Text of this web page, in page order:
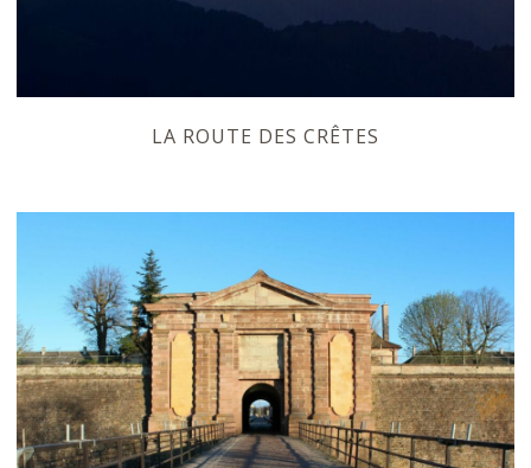
LA ROUTE DES CRÊTES